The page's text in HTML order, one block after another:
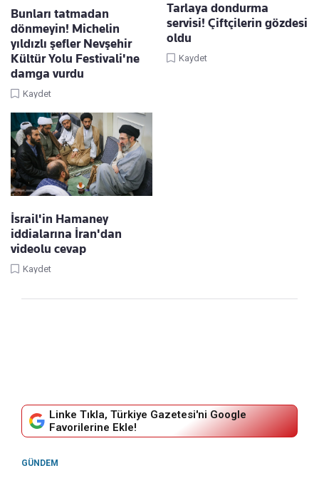
Bunları tatmadan
dönmeyin! Michelin
yıldızlı şefler Nevşehir
Kültür Yolu Festivali'ne
damga vurdu
Kaydet
Tarlaya dondurma
servisi! Çiftçilerin gözdesi
oldu
Kaydet
İsrail'in Hamaney
iddialarına İran'dan
videolu cevap
Kaydet
Linke Tıkla, Türkiye Gazetesi'ni Google
Favorilerine Ekle!
GÜNDEM